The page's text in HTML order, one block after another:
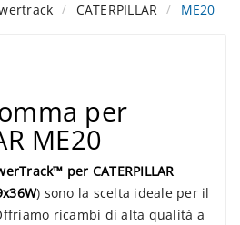
CATERPILLAR ME20
per
ME20
per CATERPILLAR
) sono la scelta ideale per il
ricambi di alta qualità a